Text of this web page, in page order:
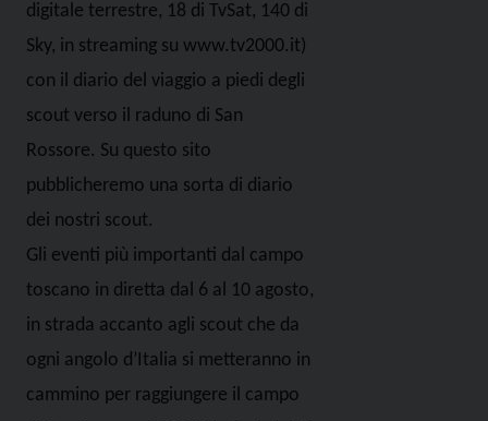
digitale terrestre, 18 di TvSat, 140 di
Sky, in streaming su www.tv2000.it)
con il diario del viaggio a piedi degli
scout verso il raduno di San
Rossore. Su questo sito
pubblicheremo una sorta di diario
dei nostri scout.
Gli eventi più importanti dal campo
toscano in diretta dal 6 al 10 agosto,
in strada accanto agli scout che da
ogni angolo d’Italia si metteranno in
cammino per raggiungere il campo